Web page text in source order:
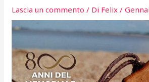
Lascia un commento / Di Felix/